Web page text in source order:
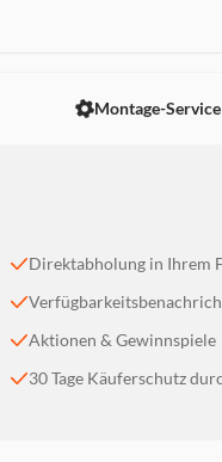
Montage-Service
Direktabholung in Ihrem
Aktionen & Gewinnspiele
30 Tage Käuferschutz